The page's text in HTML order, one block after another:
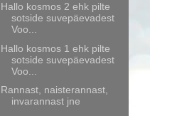
Hallo kosmos 2 ehk pilte
sotside suvepäevadest
Voo...
Hallo kosmos 1 ehk pilte
sotside suvepäevadest
Voo...
Rannast, naisterannast,
invarannast jne